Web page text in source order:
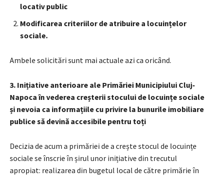
locativ public
Modificarea criteriilor de atribuire a locuințelor
sociale.
Ambele solicitări sunt mai actuale azi ca oricând.
3. Inițiative anterioare ale Primăriei Municipiului Cluj-
Napoca în vederea creșterii stocului de locuințe sociale
și nevoia ca informațiile cu privire la bunurile imobiliare
publice să devină accesibile pentru toți
Decizia de acum a primăriei de a crește stocul de locuințe
sociale se înscrie în șirul unor inițiative din trecutul
apropiat: realizarea din bugetul local de către primărie în